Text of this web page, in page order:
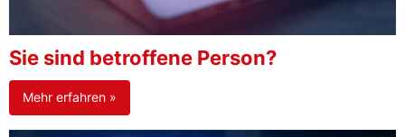
Sie sind betroffene Person?
Mehr erfahren »